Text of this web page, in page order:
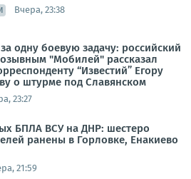
Вчера, 23:38
одну боевую задачу: российский
"Мобилей" рассказал
“Известий” Егору
о штурме под Славянском
23:27
БПЛА ВСУ на ДНР: шестеро
ранены в Горловке, Енакиево
21:59